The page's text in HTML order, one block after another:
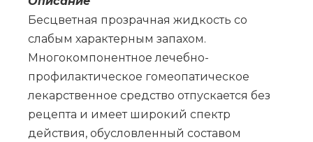
Бесцветная прозрачная жидкость со
слабым характерным запахом.
Многокомпонентное лечебно-
профилактическое гомеопатическое
лекарственное средство отпускается без
рецепта и имеет широкий спектр
действия, обусловленный составом